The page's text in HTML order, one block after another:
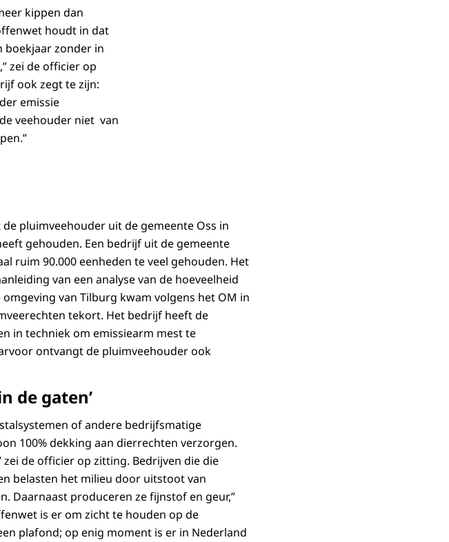
kippen dan
houdt in dat
boekjaar zonder in
zei de officier op
ook zegt te zijn:
emissie
veehouder niet van
pluimveehouder uit de gemeente Oss in
gehouden. Een bedrijf uit de gemeente
ruim 90.000 eenheden te veel gehouden. Het
van een analyse van de hoeveelheid
van Tilburg kwam volgens het OM in
tekort. Het bedrijf heeft de
in techniek om emissiearm mest te
ontvangt de pluimveehouder ook
de gaten’
of andere bedrijfsmatige
100% dekking aan dierrechten verzorgen.
de officier op zitting. Bedrijven die die
belasten het milieu door uitstoot van
Daarnaast produceren ze fijnstof en geur,”
is er om zicht te houden op de
plafond; op enig moment is er in Nederland